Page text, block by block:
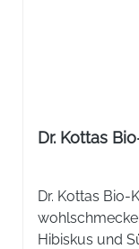
Dr. Kottas
Dr. Kottas Bio-
Hibiskus und